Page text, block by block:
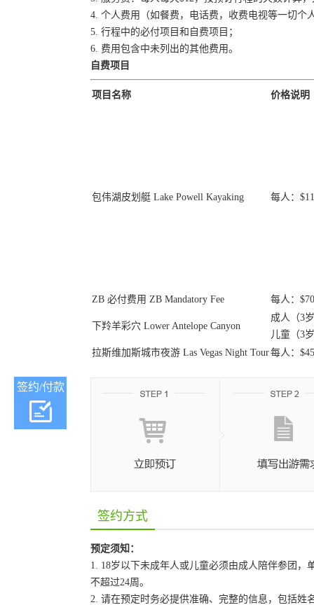
4. 个人费用（如餐费，电话费，收费电视等一切个
5. 行程中的必付项目和自费项目；
6. 费用包含中未列出的其他费用。
自费项目
项目名称 价格说明
包伟湖皮划艇 Lake Powell Kayaking 每人：
ZB 必付费用 ZB Mandatory Fee 每人：
下羚羊彩穴 Lower Antelope Canyon
成人（3
儿童（3
拉斯维加斯城市夜游 Las Vegas Night Tour每人：
签约/付款
签约方式
预定须知：
1. 18岁以下未成年人或儿童必须由成人陪伴参团
不超过24周。
2. 请在预定时务必提供准确、完整的信息，包括